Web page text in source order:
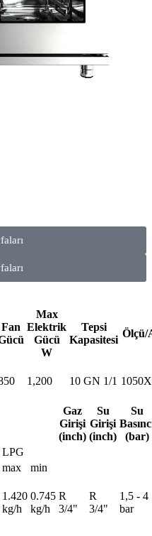
Fan
Max
Elektrik
Gücü
W
Tepsi
Kapasitesi
Ölçü/
1,200 10 GN 1/1
Gaz
Girişi
(inch)
Su
Girişi
(inch)
Su
(bar)
LPG
max
min
1.420
kg/h
0.745
kg/h
R
3/4"
R
3/4"
1,5 - 4
bar